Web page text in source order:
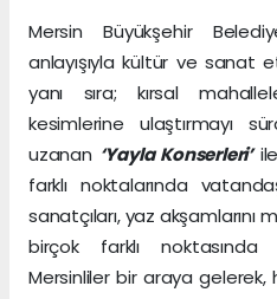
Mersin Büyükşehir
anlayışıyla kültür ve sanat
yanı sıra; kırsal
kesimlerine ulaştırmayı
uzanan ‘Yayla Konserleri’ile
farklı noktalarında
sanatçıları, yaz akşamlarını
birçok farklı noktasında
Mersinliler bir araya